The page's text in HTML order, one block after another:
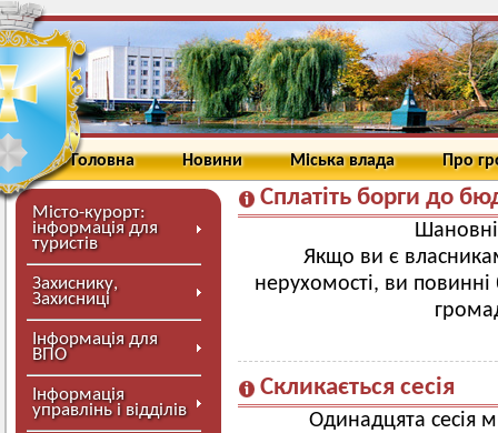
Головна Новини Міська влада Про
Місто-курорт:
інформація для
туристів
Захиснику,
Захисниці
Інформація для
ВПО
Інформація
управлінь і відділів
Сплатіть борги до
Якщо ви є
нерухомості, ви
Скликається сесія
Одинадцята сесія